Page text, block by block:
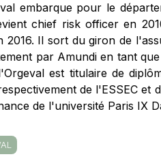
embarque pour le
chief risk officer en
2016. Il sort du giron de
par Amundi en tant
est titulaire de
de l'ESSEC et
de l'université Paris IX